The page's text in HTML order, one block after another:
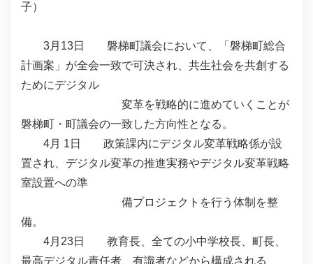
子）
3月13日 磐梯町議会において、「磐梯町総合
計画案」が全会一致で可決され、共生社会を共創する
ためにデジタル
変革を戦略的に進めていくことが
磐梯町・町議会の一致した方向性となる。
4月 1日 政策課内にデジタル変革戦略係が設
置され、デジタル変革の推進実務やデジタル変革戦略
室設置への準
備プロジェクトを行う体制を整
備。
4月23日 教育長、全ての小中学校長、町長、
最高デジタル責任者、有識者などから構成される